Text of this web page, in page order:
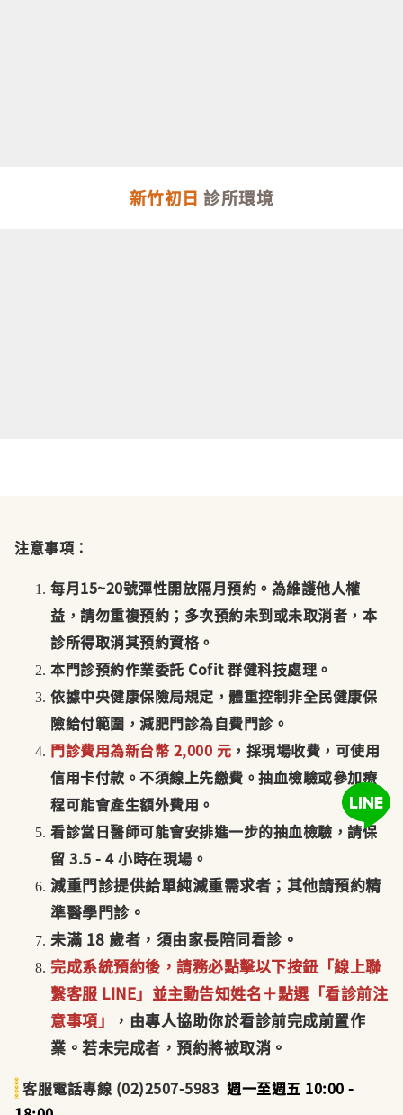
新竹初日診所環境
注意事項：
每月15~20號彈性開放隔月預約。為維護他人權
益，請勿重複預約；多次預約未到或未取消者，本
診所得取消其預約資格。
本門診預約作業委託 Cofit 群健科技處理。
依據中央健康保險局規定，體重控制非全民健康保
險給付範圍，減肥門診為自費門診。
門診費用為新台幣 2,000 元 ，採現場收費，可使用
信用卡付款。不須線上先繳費。抽血檢驗或參加療
程可能會產生額外費用 。
看診當日醫師可能會安排進一步的抽血檢驗，請保
留 3.5 - 4小時在現場。
減重門診提供給單純減重需求者；其他請預約精
準醫學門診。
未滿 18 歲者，須由家長陪同看診。
完成系統預約後，請務必點擊以下按鈕「線上聯
繫客服 LINE」並主動告知姓名＋點選「看診前注
意事項」
，由專人協助你於看診前完成前置作
業。若未完成者，預約將被取消。
客服電話專線 (02)2507-5983 週一至週五 10:00 -